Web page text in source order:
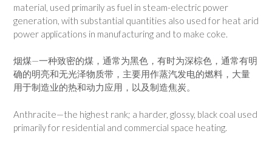
material, used primarily as fuel in steam-electric power
generation, with substantial quantities also used for heat arid
power applications in manufacturing and to make coke.
烟煤—一种致密的煤，通常为黑色，有时为深棕色，通常有明
确的明亮和无光泽物质带，主要用作蒸汽发电的燃料，大量
用于制造业的热和动力应用，以及制造焦炭。
Anthracite—the highest rank; a harder, glossy, black coal used
primarily for residential and commercial space heating.